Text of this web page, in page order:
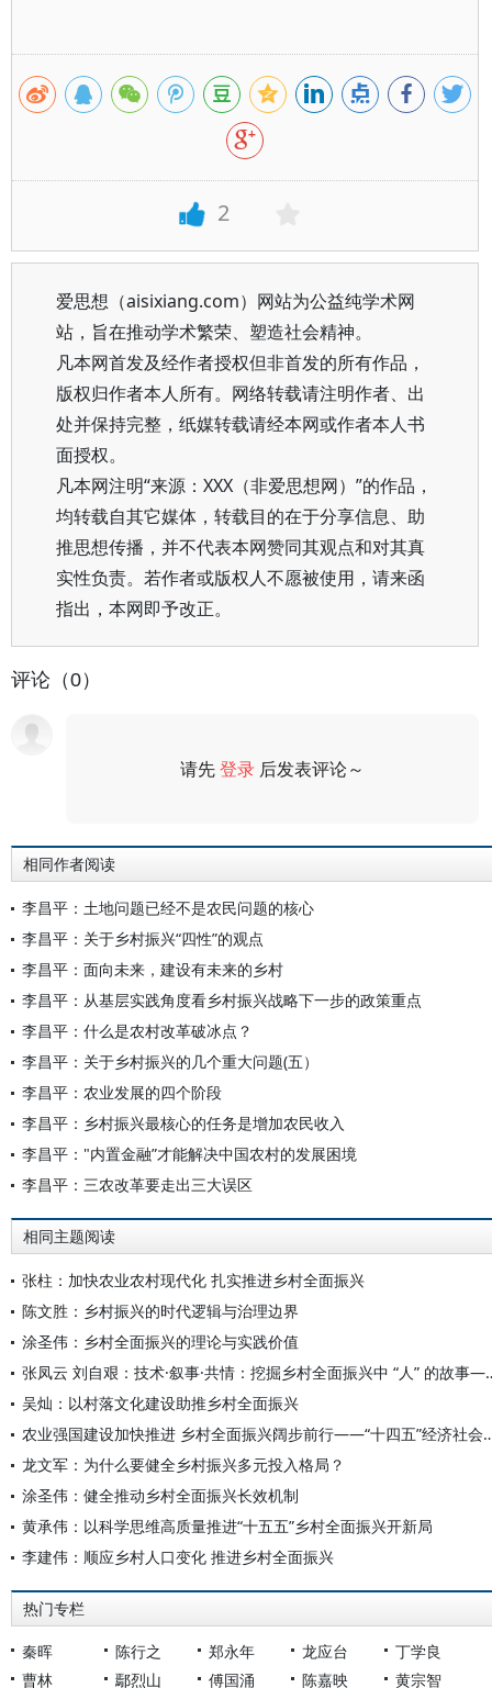
2
爱思想（aisixiang.com）网站为公益纯学术网
站，旨在推动学术繁荣、塑造社会精神。
凡本网首发及经作者授权但非首发的所有作品，
版权归作者本人所有。网络转载请注明作者、出
处并保持完整，纸媒转载请经本网或作者本人书
面授权。
凡本网注明“来源：XXX（非爱思想网）”的作品，
均转载自其它媒体，转载目的在于分享信息、助
推思想传播，并不代表本网赞同其观点和对其真
实性负责。若作者或版权人不愿被使用，请来函
指出，本网即予改正。
评论（0）
请先登录 后发表评论～
相同作者阅读
李昌平：土地问题已经不是农民问题的核心
李昌平：关于乡村振兴“四性”的观点
李昌平：面向未来，建设有未来的乡村
李昌平：从基层实践角度看乡村振兴战略下一步的政策重点
李昌平：什么是农村改革破冰点？
李昌平：关于乡村振兴的几个重大问题(五）
李昌平：农业发展的四个阶段
李昌平：乡村振兴最核心的任务是增加农民收入
李昌平："内置金融”才能解决中国农村的发展困境
李昌平：三农改革要走出三大误区
相同主题阅读
张柱：加快农业农村现代化 扎实推进乡村全面振兴
陈文胜：乡村振兴的时代逻辑与治理边界
涂圣伟：乡村全面振兴的理论与实践价值
张凤云 刘自艰：技术·叙事·共情
吴灿：以村落文化建设助推乡村全面振兴
农业强国建设加快推进 乡村全面振
龙文军：为什么要健全乡村振兴多元投入格局？
涂圣伟：健全推动乡村全面振兴长效机制
黄承伟：以科学思维高质量推进“十五五”乡村全面振兴开新局
李建伟：顺应乡村人口变化 推进乡村全面振兴
热门专栏
秦晖 陈行之 郑永年 龙应台
丁学良
曹林
鄢烈山 傅国涌 陈嘉映 黄宗智